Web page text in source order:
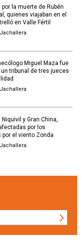
la muerte de Rubén
quienes viajaban en el
en Valle Fértil
Miguel Maza fue
tribunal de tres jueces
y Gran China,
por los
el viento Zonda